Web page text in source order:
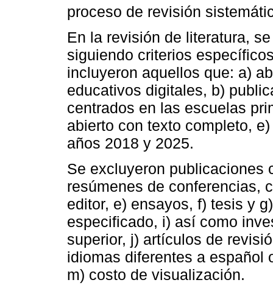
proceso de revisión
En la revisión de literatura,
siguiendo criterios
incluyeron aquellos que: a)
educativos digitales, b)
centrados en las escuelas
abierto con texto completo,
años 2018 y 2025.
Se excluyeron publicaciones
resúmenes de conferencias,
editor, e) ensayos, f) tesis y
especificado, i) así como
superior, j) artículos de
idiomas diferentes a español
m) costo de visualización.